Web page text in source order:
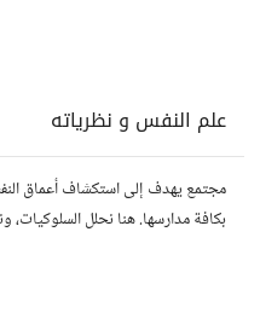
علم النفس و نظرياته
مجتمع يهدف إلى استكشاف أعماق
بكافة مدارسها. هنا نحلل السلوكيات،